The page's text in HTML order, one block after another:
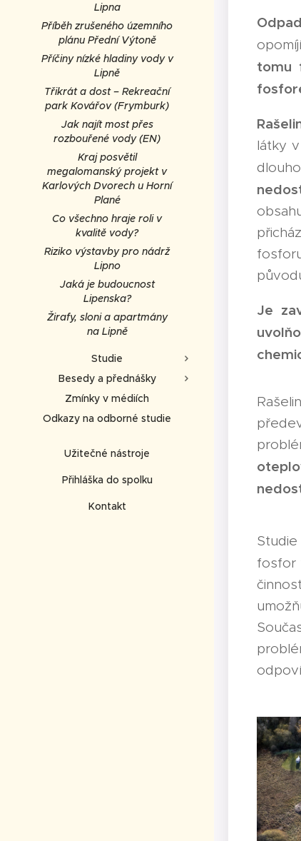
Lipna
Příběh zrušeného územního
plánu Přední Výtoně
Příčiny nízké hladiny vody v
Lipně
Třikrát a dost – Rekreační
park Kovářov (Frymburk)
Jak najít most přes
rozbouřené vody (EN)
Kraj posvětil
megalomanský projekt v
Karlových Dvorech u Horní
Plané
Co všechno hraje roli v
kvalitě vody?
Riziko výstavby pro nádrž
Lipno
Jaká je budoucnost
Lipenska?
Žirafy, sloni a apartmány
na Lipně
Studie
Besedy a přednášky
Zmínky v médiích
Odkazy na odborné studie
Užitečné nástroje
Přihláška do spolku
Kontakt
tomu
látky
Je
fosfor